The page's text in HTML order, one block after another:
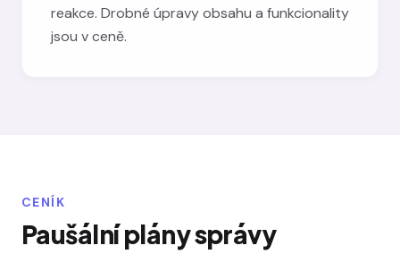
reakce. Drobné úpravy obsahu a funkcionality
jsou v ceně.
CENÍK
Paušální plány správy